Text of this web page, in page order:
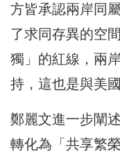
方皆承認兩岸同
了求同存異的空
獨」的紅線，兩
持，這也是與美
鄭麗文進一步闡
轉化為「共享繁